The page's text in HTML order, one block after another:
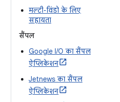
मल्टी-विंडो के लिए
सहायता
सैंपल
Google I/O का सैंपल
ऐप्लिकेशन
Jetnews का सैंपल
ऐप्लिकेशन